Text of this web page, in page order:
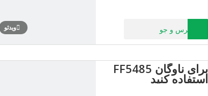
ویدئو پرس و جو
برای ناوگان FF5485
استفاده کنید